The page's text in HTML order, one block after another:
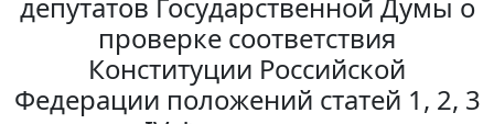
депутатов Государственной Думы о
проверке соответствия
Конституции Российской
Федерации положений статей 1, 2, 3